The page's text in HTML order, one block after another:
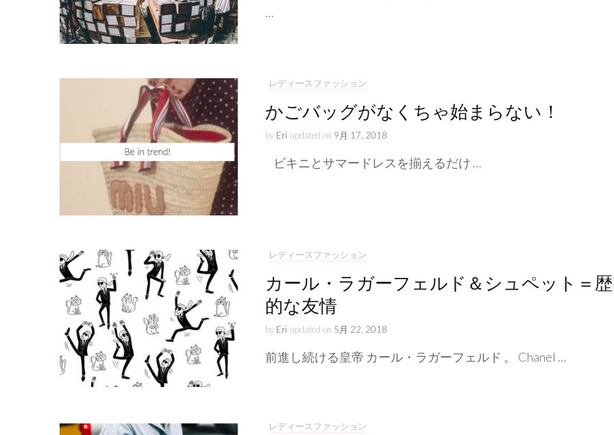
…
レディースファッション
かごバッグがなくちゃ始まらない！
by Eri updated on 9月 17, 2018
ビキニとサマードレスを揃えるだけ …
レディースファッション
カール・ラガーフェルド＆シュペット＝
的な友情
by Eri updated on 5月 22, 2018
前進し続ける皇帝 カール・ラガーフェルド 。 Chanel …
レディースファッション